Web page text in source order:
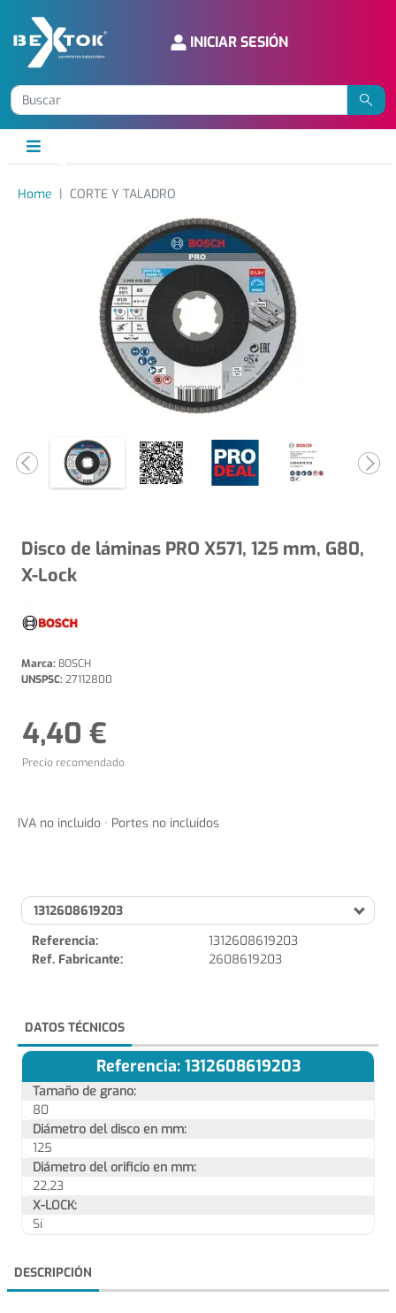
INICIAR SESIÓN
Home CORTE Y TALADRO
Disco de láminas PRO X571, 125 mm, G80,
X-Lock
Marca: BOSCH
UNSPSC:27112800
4,40 €
Precio recomendado
IVA no incluido · Portes no incluidos
1312608619203
Referencia:
1312608619203
Ref. Fabricante:
2608619203
DATOS TÉCNICOS
Referencia: 1312608619203
Tamaño de grano:
80
Diámetro del disco en mm:
125
Diámetro del orificio en mm:
22,23
X-LOCK:
Sí
DESCRIPCIÓN